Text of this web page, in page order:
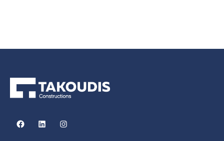
Facebook
LinkedinInstagram